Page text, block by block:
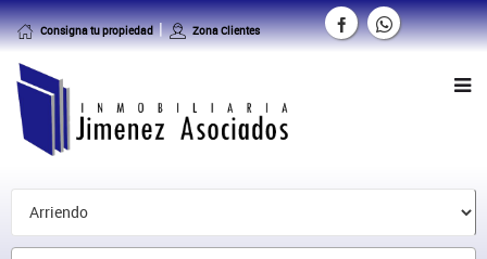
Consigna tu propiedad Zona Clientes